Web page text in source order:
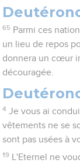
65 Parmi ces
un lieu de repos
donnera un cœur
découragée.
4 Je vous ai
vêtements ne se
sont pas usées à
19
L'Eternel ne